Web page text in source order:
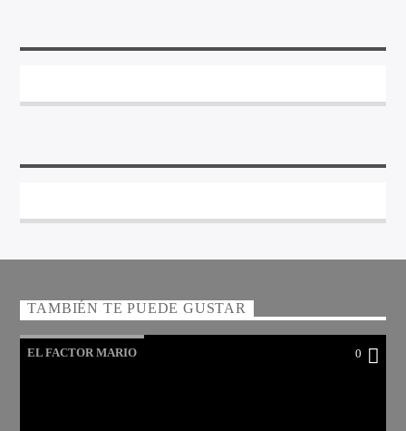
TAMBIÉN TE PUEDE GUSTAR
EL FACTOR MARIO 0